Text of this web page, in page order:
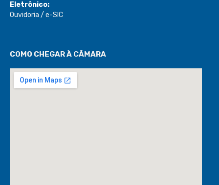
Eletrônico:
Ouvidoria / e-SIC
COMO CHEGAR À CÂMARA